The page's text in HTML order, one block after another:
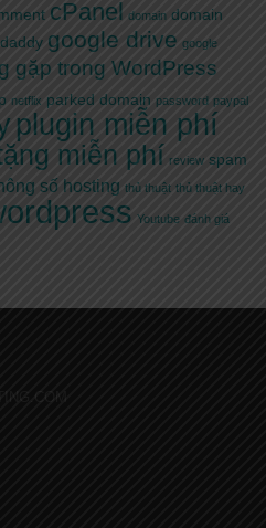
cPanel domain domain
google drive google
gặp trong WordPress
netflix parked domain password paypal
plugin miễn phí
miễn phí review spam
số hosting thủ thuật thủ thuật hay
Youtube đánh giá